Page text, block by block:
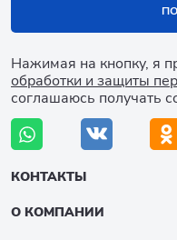
Нажимая на кнопку, я
обработки и защиты
соглашаюсь получать
КОНТАКТЫ
О КОМПАНИИ